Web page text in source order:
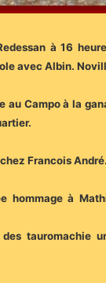
à 16
avec Albin.
au Campo à la
Francois André.
hommage à
tauromachie